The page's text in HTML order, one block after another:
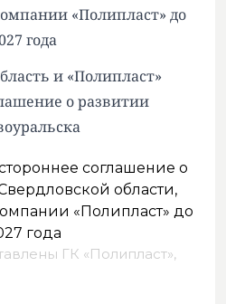
«Полипласт» до
года
и «Полипласт»
о развитии
ГК «Полипласт»,